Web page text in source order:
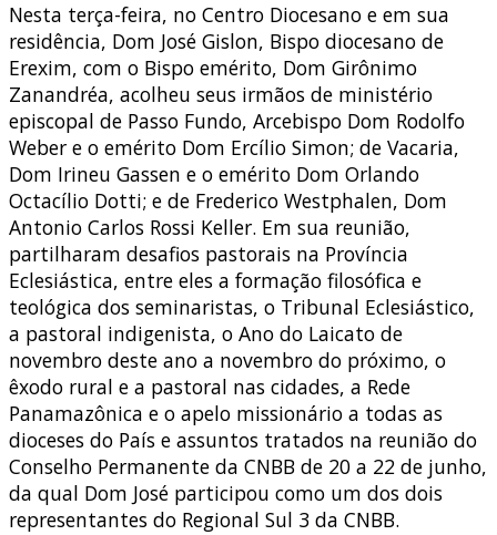
Nesta terça-feira, no Centro Diocesano e em sua
residência, Dom José Gislon, Bispo diocesano de
Erexim, com o Bispo emérito, Dom Girônimo
Zanandréa, acolheu seus irmãos de ministério
episcopal de Passo Fundo, Arcebispo Dom Rodolfo
Weber e o emérito Dom Ercílio Simon; de Vacaria,
Dom Irineu Gassen e o emérito Dom Orlando
Octacílio Dotti; e de Frederico Westphalen, Dom
Antonio Carlos Rossi Keller. Em sua reunião,
partilharam desafios pastorais na Província
Eclesiástica, entre eles a formação filosófica e
teológica dos seminaristas, o Tribunal Eclesiástico,
a pastoral indigenista, o Ano do Laicato de
novembro deste ano a novembro do próximo, o
êxodo rural e a pastoral nas cidades, a Rede
Panamazônica e o apelo missionário a todas as
dioceses do País e assuntos tratados na reunião do
Conselho Permanente da CNBB de 20 a 22 de junho,
da qual Dom José participou como um dos dois
representantes do Regional Sul 3 da CNBB.